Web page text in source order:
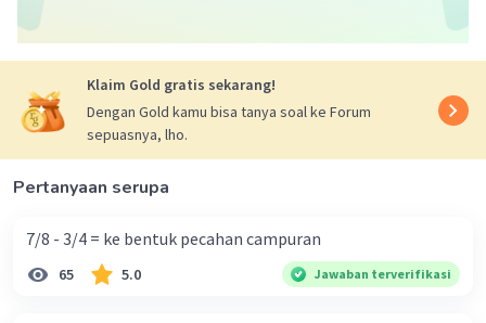
Klaim Gold gratis sekarang!
Dengan Gold kamu bisa tanya soal ke Forum
sepuasnya, lho.
Pertanyaan serupa
7/8 - 3/4 = ke bentuk pecahan campuran
65 5.0 Jawaban terverifikasi